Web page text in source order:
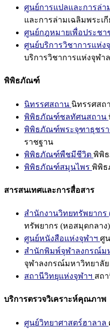
ศูนย์การแปลและการล่า
และการล่ามเฉลิมพระเ
ศูนย์กฎหมายเพื่อประชา
ศูนย์บริการวิชาการแห่
บริการวิชาการแห่งจุฬา
พิพิธภัณฑ์
นิทรรศสถาน นิทรรศสถ
พิพิธภัณฑ์ชลทัศนสถาน
พิพิธภัณฑ์พระจุฑาธุชร
ราชฐาน
พิพิธภัณฑ์พืชมีชีวิต พิพิ
พิพิธภัณฑ์สมุนไพร พิพิธ
สารสนเทศและการสื่อสาร
สำนักงานวิทยทรัพยากร
ทรัพยากร (หอสมุดกลาง)
ศูนย์หนังสือแห่งจุฬาฯ ศู
สำนักพิมพ์จุฬาลงกรณ์ม
จุฬาลงกรณ์มหาวิทยาลัย
สถานีวิทยุแห่งจุฬาฯ สถ
บริการตรวจวิเคราะห์คุณภาพ
ศูนย์วิทยาศาสตร์ฮาลาล